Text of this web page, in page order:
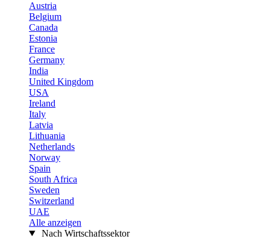
Austria
Belgium
Canada
Estonia
France
Germany
India
United Kingdom
USA
Ireland
Italy
Latvia
Lithuania
Netherlands
Norway
Spain
South Africa
Sweden
Switzerland
UAE
Alle anzeigen
Nach Wirtschaftssektor